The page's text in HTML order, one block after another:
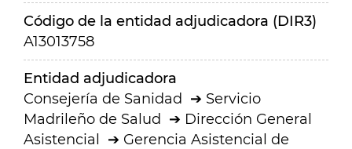
Código de la entidad adjudicadora (DIR3)
A13013758
Entidad adjudicadora
Consejería de Sanidad
Servicio
Madrileño de Salud
Dirección General
Asistencial
Gerencia Asistencial de